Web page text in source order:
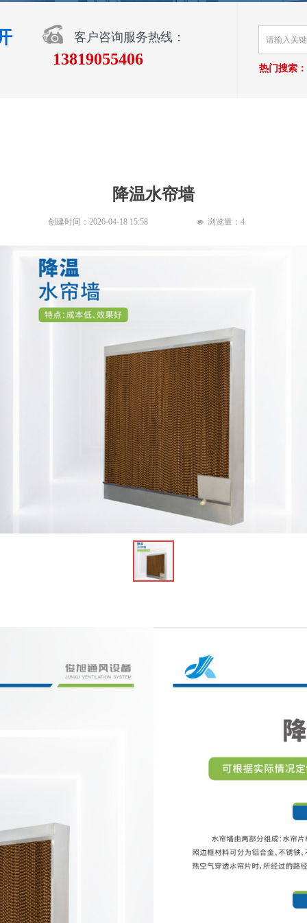
13819055406
客户咨询服务热线：
热门搜索：
降温水帘墙
创建时间： 2026-04-18 15:58 넶 浏览量： 4